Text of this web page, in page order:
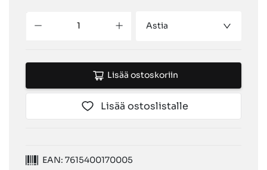
Astia
Lisää ostoskoriin
Lisää ostoslistalle
EAN: 7615400170005